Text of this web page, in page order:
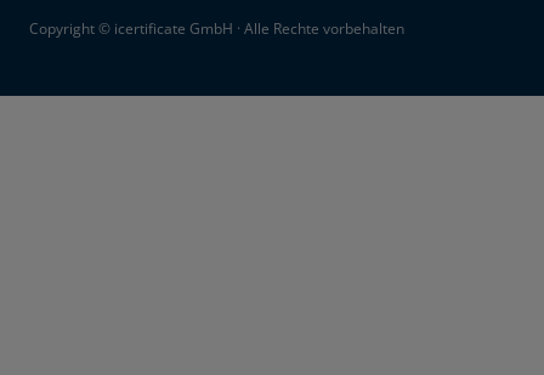
Copyright © icertificate GmbH · Alle Rechte vorbehalten